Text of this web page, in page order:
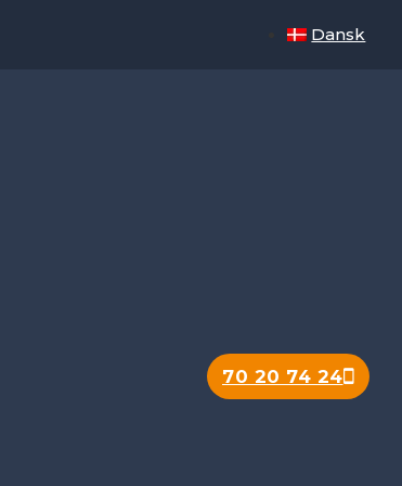
Dansk
70 20 74 24